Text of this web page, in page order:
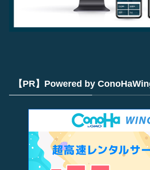
【PR】Powered by